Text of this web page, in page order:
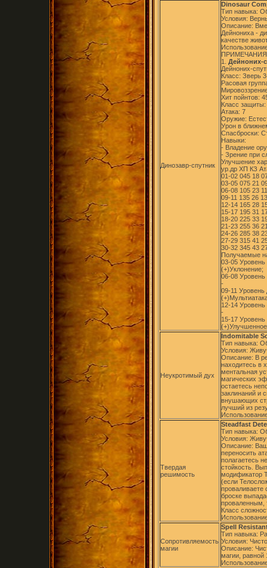
Динозавр-спутник
Dinosaur
Тип навыка:
Условия:
Описание:
Дейнониха -
качестве
1. Дейноних-
Дейноних-
Класс: Зверь
Расовая
Хит пойнтов:
Класс защиты:
Атака: 7
Оружие:
Урон в
Спасброски:
Навыки:
- Владение
- Зрение при
Улучшение
ур.др ХП КЗ
01-02 045 18
03-05 075 21
06-08 105 23
09-11 135 26
12-14 165 28
15-17 195 31
18-20 225 33
21-23 255 36
24-26 285 38
27-29 315 41
30-32 345 43
Получаемые
03-05 Уровень
(+)Уклонение;
06-08 Уровень
-
09-11 Уровень
12-14 Уровень
-
15-17 Уровень
Неукротимый дух
Indomitable
Тип навыка:
Условия:
Описание: В
находитесь в
ментальная
магических
остаетесь
заклинаний и
внушающих
лучший из
Твердая
решимость
Steadfast
Тип навыка:
Условия:
Описание:
переносить
полагаетесь
стойкость.
модификатор
(если
проваливаете
броске
проваленным,
Класс
Сопротивляемость
магии
Spell
Тип навыка:
Условия:
Описание:
магии, равной